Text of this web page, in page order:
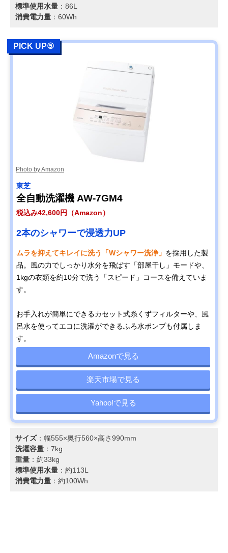
標準使用水量 ：86L
消費電力量 ：60Wh
PICK UP⑤
Photo by Amazon
東芝
全自動洗濯機 AW-7GM4
税込み42,600円（Amazon）
2本のシャワーで浸透力UP
ムラを抑えてキレイに洗う「Wシャワー洗浄」 を採用した製
品。風の力でしっかり水分を飛ばす「部屋干し」モードや、
1kgの衣類を約10分で洗う「スピード」コースを備えていま
す。
お手入れが簡単にできるカセット式糸くずフィルターや、風
呂水を使ってエコに洗濯ができるふろ水ポンプも付属しま
す。
Amazonで見る
楽天市場で見る
Yahoo!で見る
サイズ：幅555×奥行560×高さ990mm
洗濯容量 ：7kg
重量 ：約33kg
標準使用水量 ：約113L
消費電力量 ：約100Wh